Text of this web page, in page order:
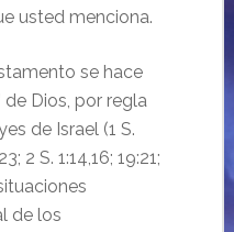
usted menciona.
se hace
de Dios, por regla
de Israel (1 S.
2 S. 1:14,16; 19:21;
de los